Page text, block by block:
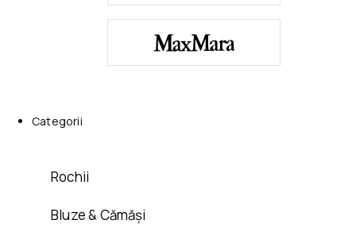
Categorii
Rochii
Bluze & Cămăși